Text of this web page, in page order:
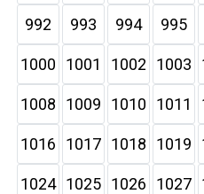
992 993 994 995
1000 1001 1002 1003
1008 1009 1010 1011
1016 1017 1018 1019
1024 1025 1026 1027